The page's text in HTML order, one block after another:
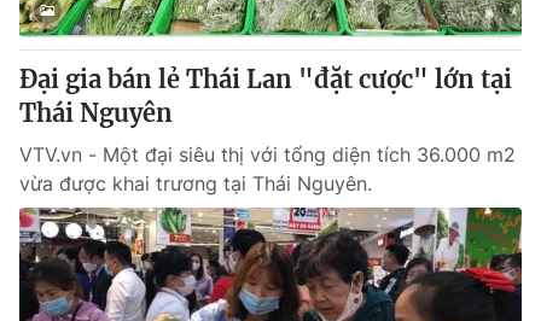
Đại gia bán lẻ Thái Lan "đặt cược" lớn tại
Thái Nguyên
VTV.vn - Một đại siêu thị với tổng diện tích 36.000 m2
vừa được khai trương tại Thái Nguyên.